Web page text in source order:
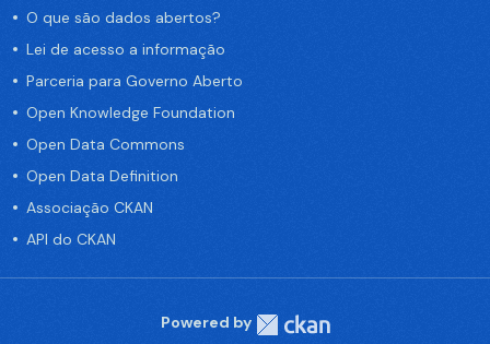
O que são dados abertos?
Lei de acesso a informação
Parceria para Governo Aberto
Open Knowledge Foundation
Open Data Commons
Open Data Definition
Associação CKAN
API do CKAN
Powered by